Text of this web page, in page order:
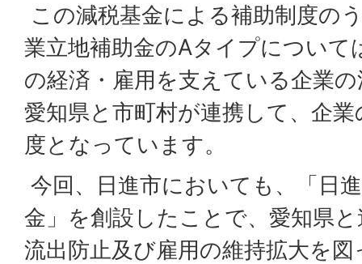
この減税基金による補助制度の
業立地補助金のAタイプについて
の経済・雇用を支えている企業
愛知県と市町村が連携して、企
度となっています。
今回、日進市においても、「日
金」を創設したことで、愛知県
流出防止及び雇用の維持拡大を